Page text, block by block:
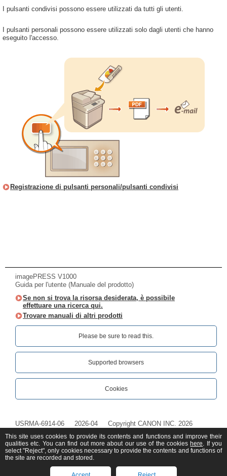
I pulsanti condivisi possono essere utilizzati da tutti gli utenti.
I pulsanti personali possono essere utilizzati solo dagli utenti che hanno
eseguito l'accesso.
Registrazione di pulsanti personali/pulsanti condivisi
imagePRESS V1000
Guida per l'utente (Manuale del prodotto)
Se non si trova la risorsa desiderata, è possibile
effettuare una ricerca qui.
Trovare manuali di altri prodotti
Please be sure to read this.‎
Supported browsers
Cookies
USRMA-6914-06 2026-04 Copyright CANON INC. 2026
This site uses cookies to provide its contents and functions and improve their
qualities etc. You can find out more about our use of the cookies here. If you
select "Reject", only cookies necessary to provide the contents and functions of
the site are recorded and stored.